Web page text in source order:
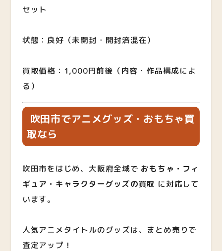
セット
状態：良好（未開封・開封済混在）
買取価格：1,000円前後（内容・作品構成によ
る）
吹田市でアニメグッズ・おもちゃ買
取なら
吹田市をはじめ、大阪府全域で おもちゃ・フィ
ギュア・キャラクターグッズの買取 に対応して
います。
人気アニメタイトルのグッズは、まとめ売りで
査定アップ！